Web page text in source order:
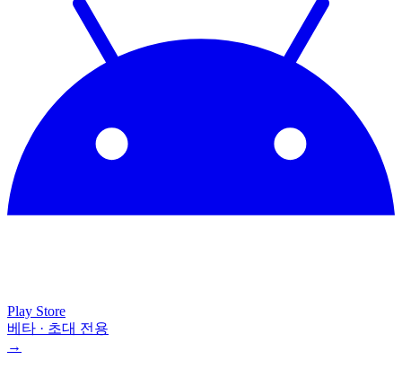
Play Store
베타 · 초대 전용
→